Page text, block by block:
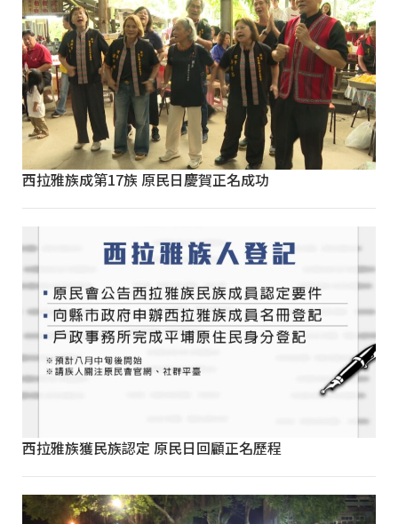
西拉雅族成第17族 原民日慶賀正名成功
西拉雅族獲民族認定 原民日回顧正名歷程